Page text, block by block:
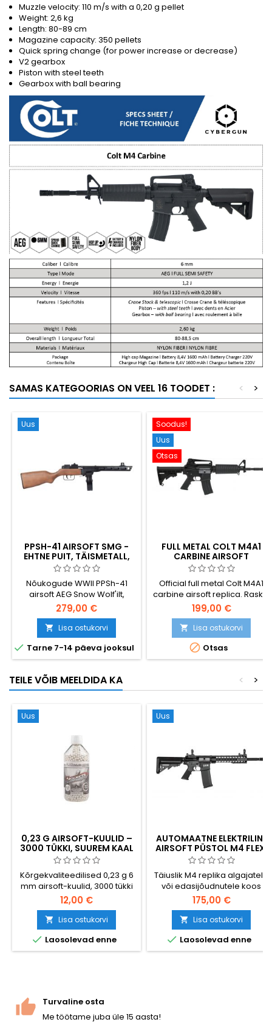
Muzzle velocity: 110 m/s with a 0,20 g pellet
Weight: 2,6 kg
Length: 80-89 cm
Magazine capacity: 350 pellets
Quick spring change (for power increase or decrease)
V2 gearbox
Piston with steel teeth
Gearbox with ball bearing
SAMAS KATEGOORIAS ON VEEL 16 TOODET : >
<
Uus
PPSH-41 AIRSOFT SMG -
EHTNE PUIT, TÄISMETALL,
1000-RD TRUMMEL
Nõukogude WWII PPSh-41
airsoft AEG Snow Wolf'ilt,
premium SW-09W variant,
millel on GENUINE REAL-WOOD
puidust osad täismetallist
korpuse peal. Ikooniline 1000-
padruniline trummelmagasin.
~370 FPS, 840 mm. Patarei
279,00 €
 Lisa ostukorvi
 Tarne 7-14 päeva jooksul
Soodus!
Uus
Otsas
FULL METAL COLT M4A1
CARBINE AIRSOFT
VINTPÜSS
Official full metal Colt M4A1
carbine airsoft replica. Raske,
elektriline, pool- ja
täisautomaatne. Mudel:
Cybergun 180865
199,00 €
 Lisa ostukorvi
 Otsas
TEILE VÕIB MEELDIDA KA >
<
Uus
0,23 G AIRSOFT-KUULID –
3000 TÜKKI, SUUREM KAAL
TAGAB PAREMA TÄPSUSE
JA LASKEKAUGUSE
Kõrgekvaliteedilised 0,23 g 6
mm airsoft-kuulid, 3000 tükki
taaskinnitatavas pudelis.
Raskemad kui standardse
kaaluga 0,20 g kuulid –
parem tuulevastupidavus,
tasasem lennutrajektoor,
suurem tabamiskohas jääv
up-süsteemiga ühilduvad.
Suur varu abirelvade ja
tõsiste...
12,00 €
 Lisa ostukorvi
 Laosolevad enne
Uus
AUTOMAATNE ELEKTRILINE
AIRSOFT PÜSTOL M4 FLEX,
TÄIENDATUD
Täiuslik M4 replika algajatele
või edasijõudnutele koos
uuendamisvõimalusega.
Kvaliteetsed materjalid, nii
viimistlus kui ka mehaanika,
kiire vahetusvedru. Väga
vastupidav plastmassist
korpus.
175,00 €
 Lisa ostukorvi
 Laosolevad enne
Turvaline osta
Me töötame juba üle 15 aasta!